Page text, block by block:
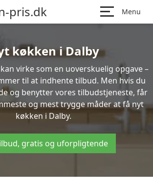
pris.dk Menu
køkken i Dalby
virke som en uoverskuelig opgave –
til at indhente tilbud. Men hvis du
og benytter vores tilbudstjeneste, får
og mest trygge måder at få nyt
køkken i Dalby.
gratis og uforpligtende